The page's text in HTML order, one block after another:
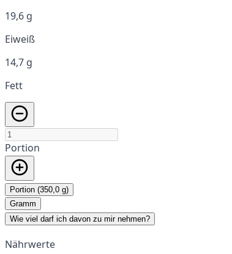
19,6 g
Eiweiß
14,7 g
Fett
Portion
Portion (350,0 g)
Gramm
Wie viel darf ich davon zu mir nehmen?
Nährwerte